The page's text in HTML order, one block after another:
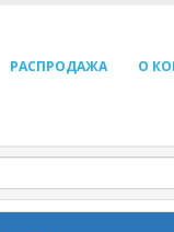
РАСПРОДАЖА О